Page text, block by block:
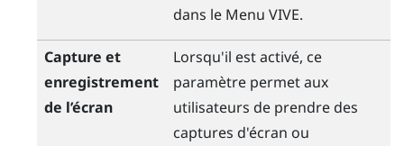
dans le Menu VIVE.
Capture et
enregistrement
de l’écran
Lorsqu'il est activé, ce
paramètre permet aux
utilisateurs de prendre des
captures d'écran ou